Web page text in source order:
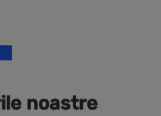
noastre